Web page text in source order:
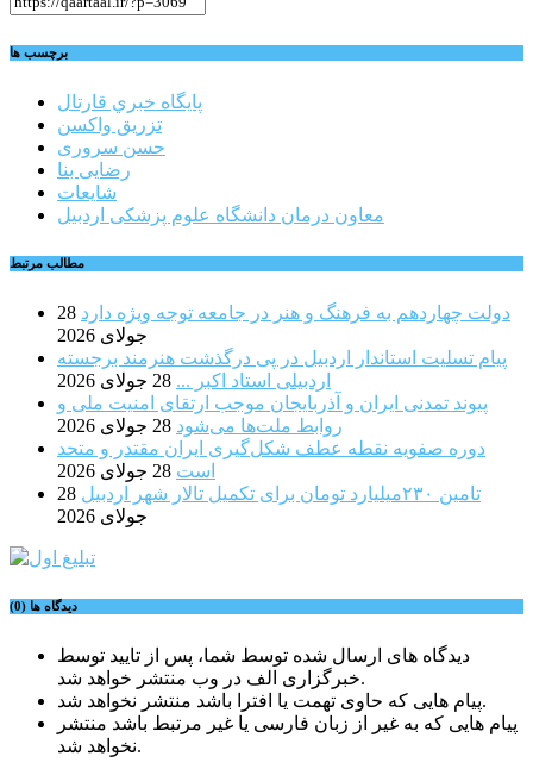
برچسب ها
پايگاه خبري قارتال
تزریق واکسن
حسن سروری
رضایی بنا
شایعات
معاون درمان دانشگاه علوم پزشکی اردبیل
مطالب مرتبط
دولت چهاردهم به فرهنگ و هنر در جامعه توجه ویژه دارد 28
جولای 2026
پیام تسلیت استاندار اردبیل در پی درگذشت هنرمند برجسته
اردبیلی استاد اکبر ... 28 جولای 2026
پیوند تمدنی ایران و آذربایجان موجب ارتقای امنیت ملی و
روابط ملت‌ها می‌شود 28 جولای 2026
دوره صفویه نقطه عطف شکل‌گیری ایران مقتدر و متحد
است 28 جولای 2026
تامین ۲۳۰میلیارد تومان برای تکمیل تالار شهر اردبیل
28
جولای 2026
دیدگاه ها (0)
دیدگاه های ارسال شده توسط شما، پس از تایید توسط
خبرگزاری الف در وب منتشر خواهد شد.
پیام هایی که حاوی تهمت یا افترا باشد منتشر نخواهد شد.
پیام هایی که به غیر از زبان فارسی یا غیر مرتبط باشد منتشر
نخواهد شد.